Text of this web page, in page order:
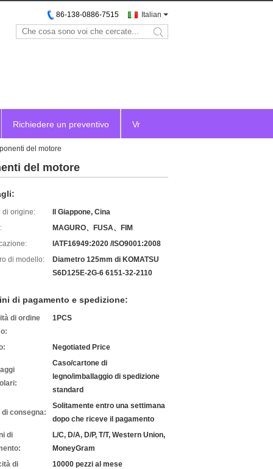
Italian
86-138-0886-7515
search
Richiedere un preventivo Vr
del motore
del motore
di origine:
Il Giappone, Cina
MAGURO、FUSA、FIM
IATF16949:2020 /ISO9001:2008
di modello:
Diametro 125mm di KOMATSU
S6D125E-2G-6 6151-32-2110
di pagamento e spedizione:
di ordine
1PCS
Negotiated Price
Caso/cartone di
legno/imballaggio di spedizione
standard
di consegna:
Solitamente entro una settimana
dopo che riceve il pagamento
di
L/C, D/A, D/P, T/T, Western Union,
MoneyGram
di
10000 pezzi al mese